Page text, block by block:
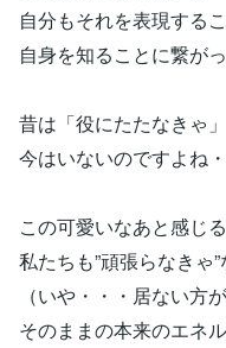
自分もそれを表現する
自身を知ることに繋がっ
昔は「役にたたなきゃ
今はいないのですよね
この可愛いなあと感じ
私たちも”頑張らなきゃ
（いや・・・居ない方
そのままの本来のエネ